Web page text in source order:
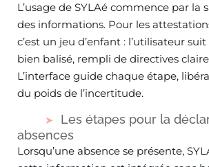
L’usage de SYLAé commence par la
des informations. Pour les
c’est un jeu d’enfant : l’utilisateur
bien balisé, rempli de directives
L’interface guide chaque étape,
du poids de l’incertitude.
Les étapes pour la
absences
Lorsqu’une absence se présente,